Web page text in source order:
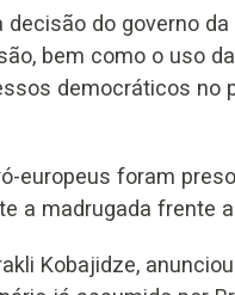
decisão do governo
bem como o uso
democráticos no
europeus foram
a madrugada frente
Kobajidze,